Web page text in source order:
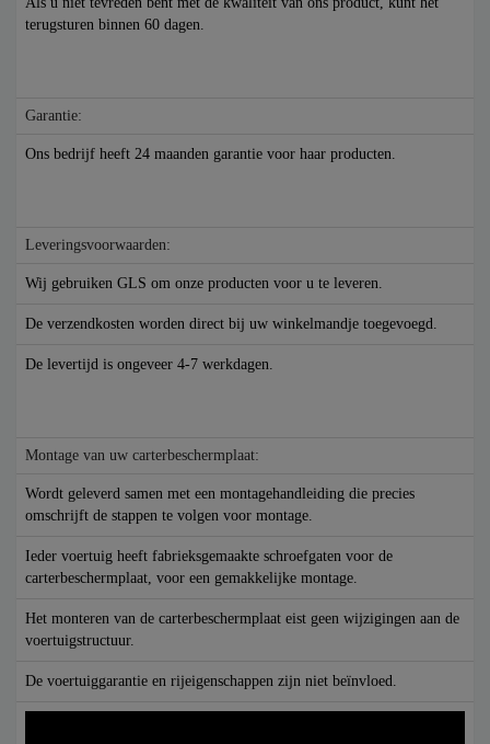
terugsturen binnen 60 dagen.
Garantie:
Ons bedrijf heeft 24 maanden garantie voor haar producten.
Leveringsvoorwaarden:
Wij gebruiken GLS om onze producten voor u te leveren.
De verzendkosten worden direct bij uw winkelmandje toegevoegd.
De levertijd is ongeveer 4-7 werkdagen.
Montage van uw carterbeschermplaat:
Wordt geleverd samen met een montagehandleiding die precies
omschrijft de stappen te volgen voor montage.
Ieder voertuig heeft fabrieksgemaakte schroefgaten voor de
carterbeschermplaat, voor een gemakkelijke montage.
Het monteren van de carterbeschermplaat eist geen wijzigingen aan de
voertuigstructuur.
De voertuiggarantie en rijeigenschappen zijn niet beïnvloed.